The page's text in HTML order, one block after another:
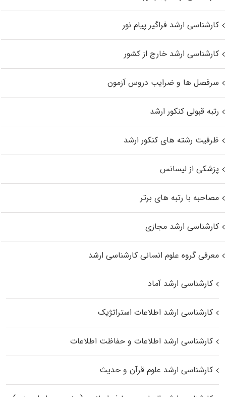
کارشناسی ارشد فراگیر پیام نور
کارشناسی ارشد خارج از کشور
سرفصل ها و ضرایب دروس آزمون
رتبه قبولی کنکور ارشد
ظرفیت رشته های کنکور ارشد
پزشکی از لیسانس
مصاحبه با رتبه های برتر
کارشناسی ارشد مجازی
معرفی گروه علوم انسانی کارشناسی ارشد
کارشناسی ارشد آماد
کارشناسی ارشد اطلاعات استراتژیک
کارشناسی ارشد اطلاعات و حفاظت اطلاعات
کارشناسی ارشد علوم قرآن و حدیث